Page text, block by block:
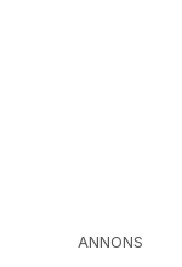
ANNONS